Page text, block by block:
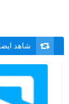
شاهد